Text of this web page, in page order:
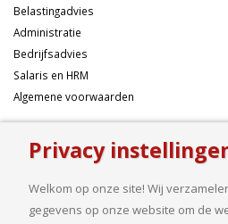
Belastingadvies
Administratie
Bedrijfsadvies
Salaris en HRM
Algemene voorwaarden
Over ons
Ondernemen betekent risico’s nemen,
samengesteld mogelijk. Of u nu een
Privacy
Welkom op onze site! Wij
gegevens op onze website om de